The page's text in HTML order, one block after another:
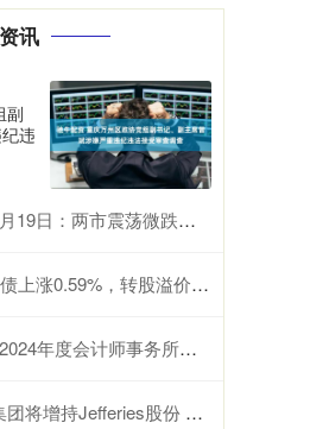
讯
副
违
市震荡微跌，成交有所缩量
0.59%，转股溢价率103.1%
事务所履职情况评估报告内容摘要
股份 双方进一步深化合作关系